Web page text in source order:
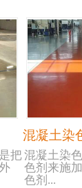
把
混凝土染
混凝土染
色剂来施
色剂...